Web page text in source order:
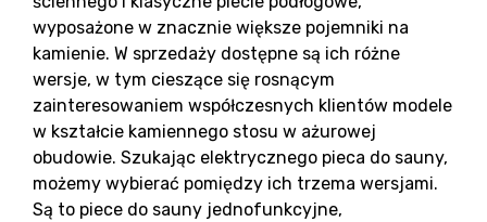
wyposażone w znacznie większe pojemniki na
kamienie. W sprzedaży dostępne są ich różne
wersje, w tym cieszące się rosnącym
zainteresowaniem współczesnych klientów modele
w kształcie kamiennego stosu w ażurowej
obudowie. Szukając elektrycznego pieca do sauny,
możemy wybierać pomiędzy ich trzema wersjami.
Są to piece do sauny jednofunkcyjne,